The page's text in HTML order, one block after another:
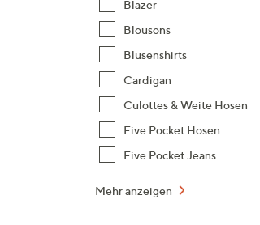
Blazer
Blousons
Blusenshirts
Cardigan
Culottes & Weite Hosen
Five Pocket Hosen
Five Pocket Jeans
Mehr anzeigen